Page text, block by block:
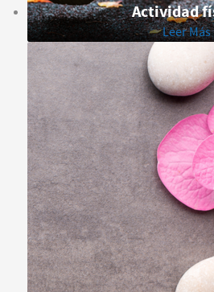
Actividad
Leer Más